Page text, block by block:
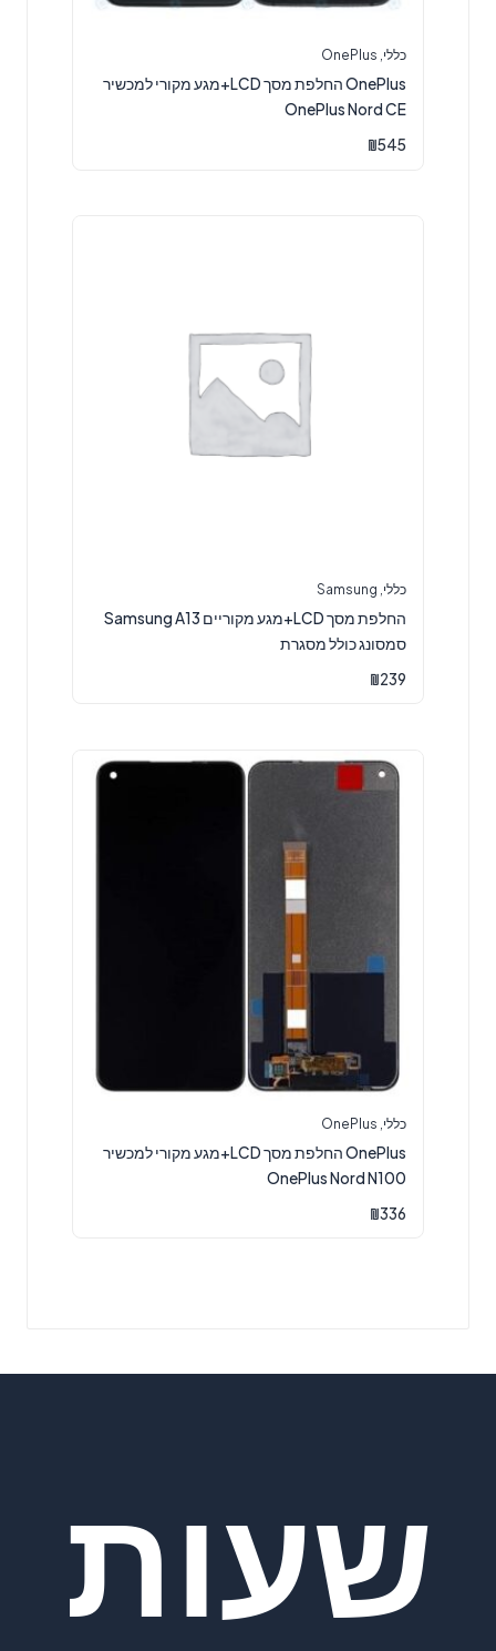
כללי OnePlus
OnePlus החלפת מסך LCD+מגע מקורי למכשיר
OnePlus Nord CE
₪545
כללי Samsung
החלפת מסך LCD+מגע מקוריים Samsung A13
סמסונג כולל מסגרת
₪239
כללי OnePlus
OnePlus החלפת מסך LCD+מגע מקורי למכשיר
OnePlus Nord N100
₪336
שעות